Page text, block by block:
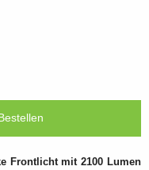
Bestellen
Frontlicht mit 2100 Lumen